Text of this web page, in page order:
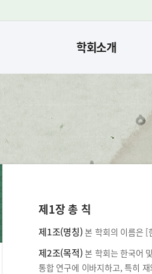
학회소개
제1장 총 칙
제1조(명칭) 본 학회의 이름은
제2조(목적) 본 학회는 한국어
통합 연구에 이바지하고, 특히